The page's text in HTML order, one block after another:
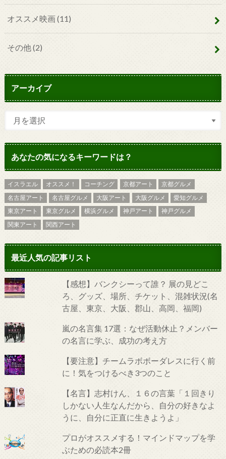
オススメ映画(11)
その他(2)
アーカイブ
あなたの気になるキーワードは？
イスラエル オススメ！ コーチング 京都アート
京都グルメ
名古屋アート
名古屋グルメ 大阪アート 大阪グルメ
愛知グルメ
東京アート
東京グルメ 横浜グルメ 神戸アート
神戸グルメ
関東アート
関西アート
最近人気の記事リスト
【感想】バンクシーって誰？ 展の見どこ
ろ、グッズ、場所、チケット、混雑状況(名
古屋、東京、大阪、郡山、高岡、福岡)
嵐の名言集 17選：なぜ活動休止？メンバー
の名言に学ぶ、成功の考え方
【要注意】チームラボボーダレスに行く前
に！気をつけるべき3つのこと
【名言】志村けん、１６の言葉「１回きり
しかない人生なんだから、自分の好きなよ
うに、自分に正直に生きようよ」
プロがオススメする！マインドマップを学
ぶための必読本2冊